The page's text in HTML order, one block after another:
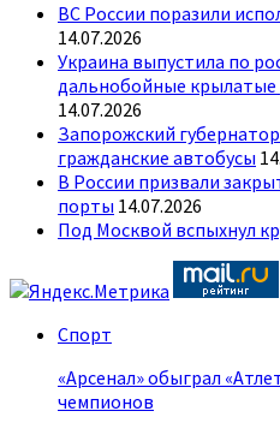
ВС России поразили
14.07.2026
Украина выпустила по
дальнобойные
14.07.2026
Запорожский
гражданские автобусы
В России призвали
порты 14.07.2026
Под Москвой вспыхнул
Спорт
«Арсенал» обыграл
чемпионов